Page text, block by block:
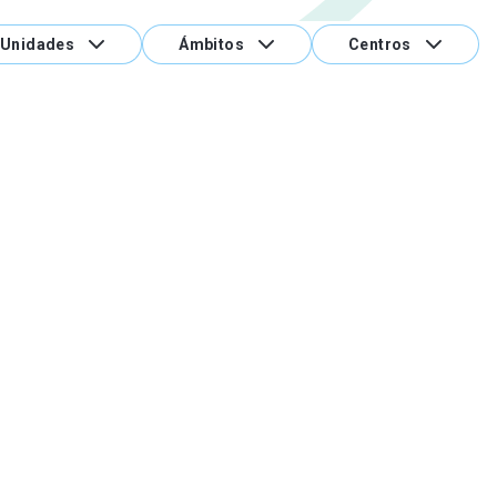
Unidades Ámbitos Centros